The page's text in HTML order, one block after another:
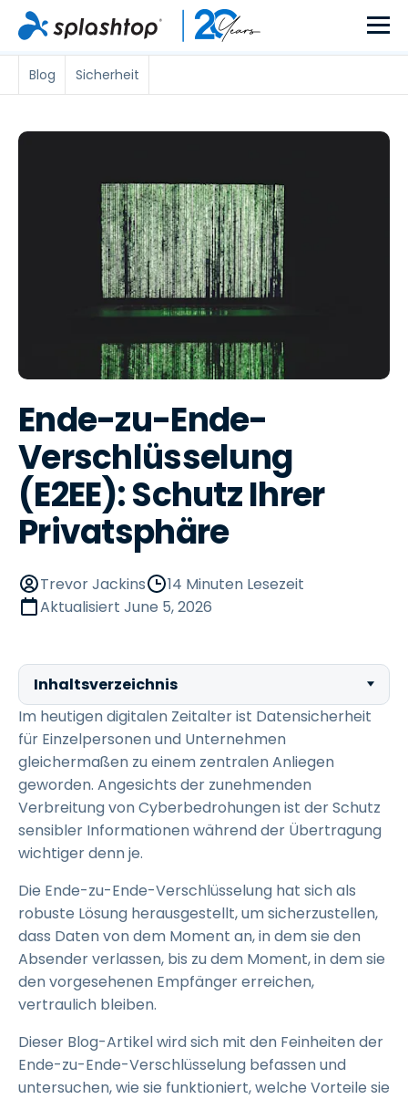
Blog Sicherheit
Ende-zu-Ende-
Verschlüsselung
(E2EE): Schutz Ihrer
Privatsphäre
Trevor Jackins
14 Minuten Lesezeit
Aktualisiert June 5, 2026
Inhaltsverzeichnis
Im heutigen digitalen Zeitalter ist Datensicherheit
für Einzelpersonen und Unternehmen
gleichermaßen zu einem zentralen Anliegen
geworden. Angesichts der zunehmenden
Verbreitung von Cyberbedrohungen ist der Schutz
sensibler Informationen während der Übertragung
wichtiger denn je.
Die Ende-zu-Ende-Verschlüsselung hat sich als
robuste Lösung herausgestellt, um sicherzustellen,
dass Daten von dem Moment an, in dem sie den
Absender verlassen, bis zu dem Moment, in dem sie
den vorgesehenen Empfänger erreichen,
vertraulich bleiben.
Dieser Blog-Artikel wird sich mit den Feinheiten der
Ende-zu-Ende-Verschlüsselung befassen und
untersuchen, wie sie funktioniert, welche Vorteile sie